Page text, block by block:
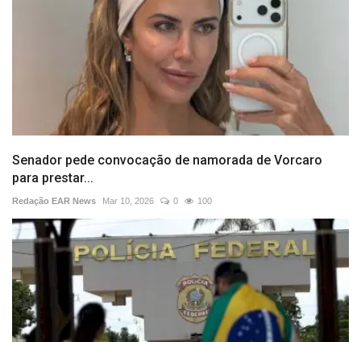
Senador pede convocação de namorada de Vorcaro
para prestar...
Redação EAR News Mar 10, 2026 0 100